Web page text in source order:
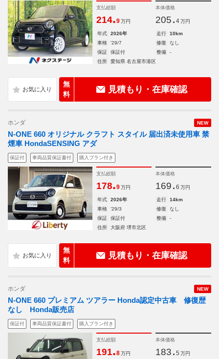
支払総額
214.9 万円
本体価格
205. 4 万円
年式 2026年 走行
10km
車検
'29/7 修復
なし
保証
保証付 整備
-
住所
愛知県 名古屋市港区
無
料
見積もり・在庫確認
NEW
ホンダ
N-ONE 660 オリジナル クラフト スタイル 届出済未使用車 禁
煙車 HondaSENSING アダ
保証付 車両品質保証書付 購入プラン付き
支払総額
178.9 万円
本体価格
169. 6 万円
年式 2026年 走行
14km
車検
'29/3 修復
なし
保証
保証付 整備
-
住所
大阪府 堺市北区
無
料
見積もり・在庫確認
NEW
ホンダ
N-ONE 660 プレミアム ツアラー Honda認定中古車 修復歴
なし Honda販売店
保証付 車両品質保証書付 購入プラン付き
支払総額
191.8 万円
本体価格
183. 5 万円